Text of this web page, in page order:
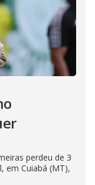
perdeu de 3
em Cuiabá (MT),